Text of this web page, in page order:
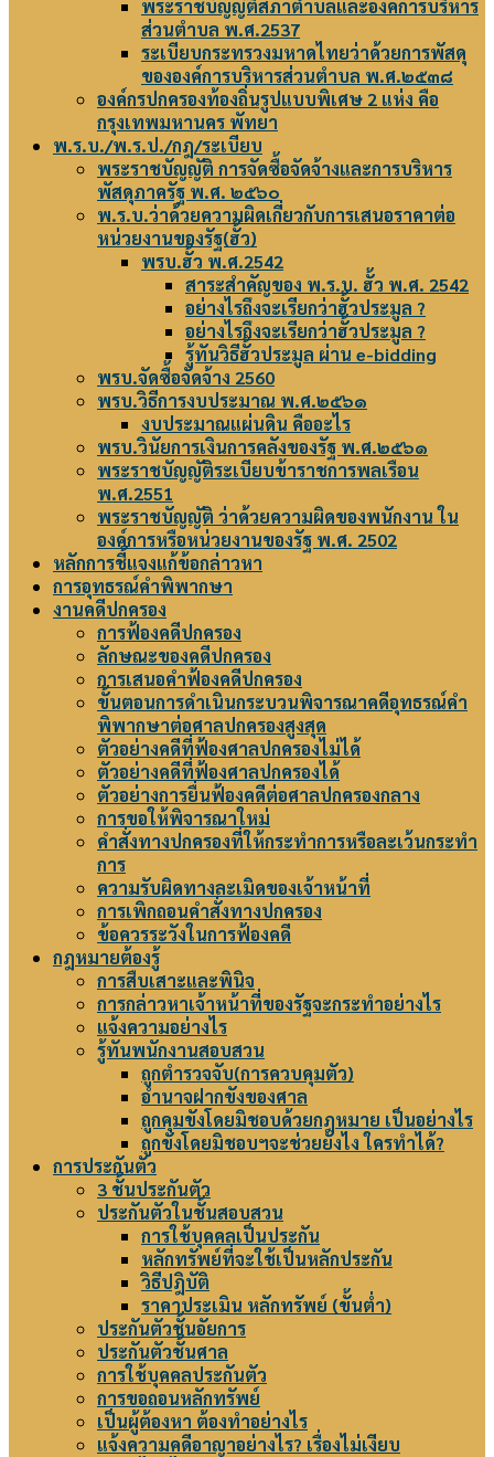
พระราชบัญญัติสภาตำบลและองค์การบริหาร
ส่วนตำบล พ.ศ.2537
ระเบียบกระทรวงมหาดไทยว่าด้วยการพัสดุ
ขององค์การบริหารส่วนตำบล พ.ศ.๒๕๓๘
องค์กรปกครองท้องถิ่นรูปแบบพิเศษ 2 แห่ง คือ
กรุงเทพมหานคร พัทยา
พ.ร.บ./พ.ร.ป./กฎ/ระเบียบ
พระราชบัญญัติ การจัดซื้อจัดจ้างและการบริหาร
พัสดุภาครัฐ พ.ศ. ๒๕๖๐
พ.ร.บ.ว่าด้วยความผิดเกี่ยวกับการเสนอราคาต่อ
หน่วยงานของรัฐ(ฮั้ว)
พรบ.ฮั้ว พ.ศ.2542
สาระสำคัญของ พ.ร.บ. ฮั้ว พ.ศ. 2542
อย่างไรถึงจะเรียกว่าฮั้วประมูล ?
อย่างไรถึงจะเรียกว่าฮั้วประมูล ?
รู้ทันวิธีฮั้วประมูล ผ่าน e-bidding
พรบ.จัดซื้อจัดจ้าง 2560
พรบ.วิธีการงบประมาณ พ.ศ.๒๕๖๑
งบประมาณแผ่นดิน คืออะไร
พรบ.วินัยการเงินการคลังของรัฐ พ.ศ.๒๕๖๑
พระราชบัญญัติระเบียบข้าราชการพลเรือน
พ.ศ.2551
พระราชบัญญัติ ว่าด้วยความผิดของพนักงาน ใน
องค์การหรือหน่วยงานของรัฐ พ.ศ. 2502
หลักการชี้แจงแก้ข้อกล่าวหา
การอุทธรณ์คำพิพากษา
งานคดีปกครอง
การฟ้องคดีปกครอง
ลักษณะของคดีปกครอง
การเสนอคำฟ้องคดีปกครอง
ขั้นตอนการดำเนินกระบวนพิจารณาคดีอุทธรณ์คำ
พิพากษาต่อศาลปกครองสูงสุด
ตัวอย่างคดีที่ฟ้องศาลปกครองไม่ได้
ตัวอย่างคดีที่ฟ้องศาลปกครองได้
ตัวอย่างการยื่นฟ้องคดีต่อศาลปกครองกลาง
การขอให้พิจารณาใหม่
คำสั่งทางปกครองที่ให้กระทำการหรือละเว้นกระทำ
การ
ความรับผิดทางละเมิดของเจ้าหน้าที่
การเพิกถอนคำสั่งทางปกครอง
ข้อควรระวังในการฟ้องคดี
กฎหมายต้องรู้
การสืบเสาะและพินิจ
การกล่าวหาเจ้าหน้าที่ของรัฐจะกระทำอย่างไร
แจ้งความอย่างไร
รู้ทันพนักงานสอบสวน
ถูกตำรวจจับ(การควบคุมตัว)
อำนาจฝากขังของศาล
ถูกคุมขังโดยมิชอบด้วยกฎหมาย เป็นอย่างไร
ถูกขังโดยมิชอบฯจะช่วยยังไง ใครทำได้?
การประกันตัว
3 ชั้นประกันตัว
ประกันตัวในชั้นสอบสวน
การใช้บุคคลเป็นประกัน
หลักทรัพย์ที่จะใช้เป็นหลักประกัน
วิธีปฎิบัติ
ราคาประเมิน หลักทรัพย์ (ขั้นต่ำ)
ประกันตัวชั้นอัยการ
ประกันตัวชั้นศาล
การใช้บุคคลประกันตัว
การขอถอนหลักทรัพย์
เป็นผู้ต้องหา ต้องทำอย่างไร
แจ้งความคดีอาญาอย่างไร? เรื่องไม่เงียบ